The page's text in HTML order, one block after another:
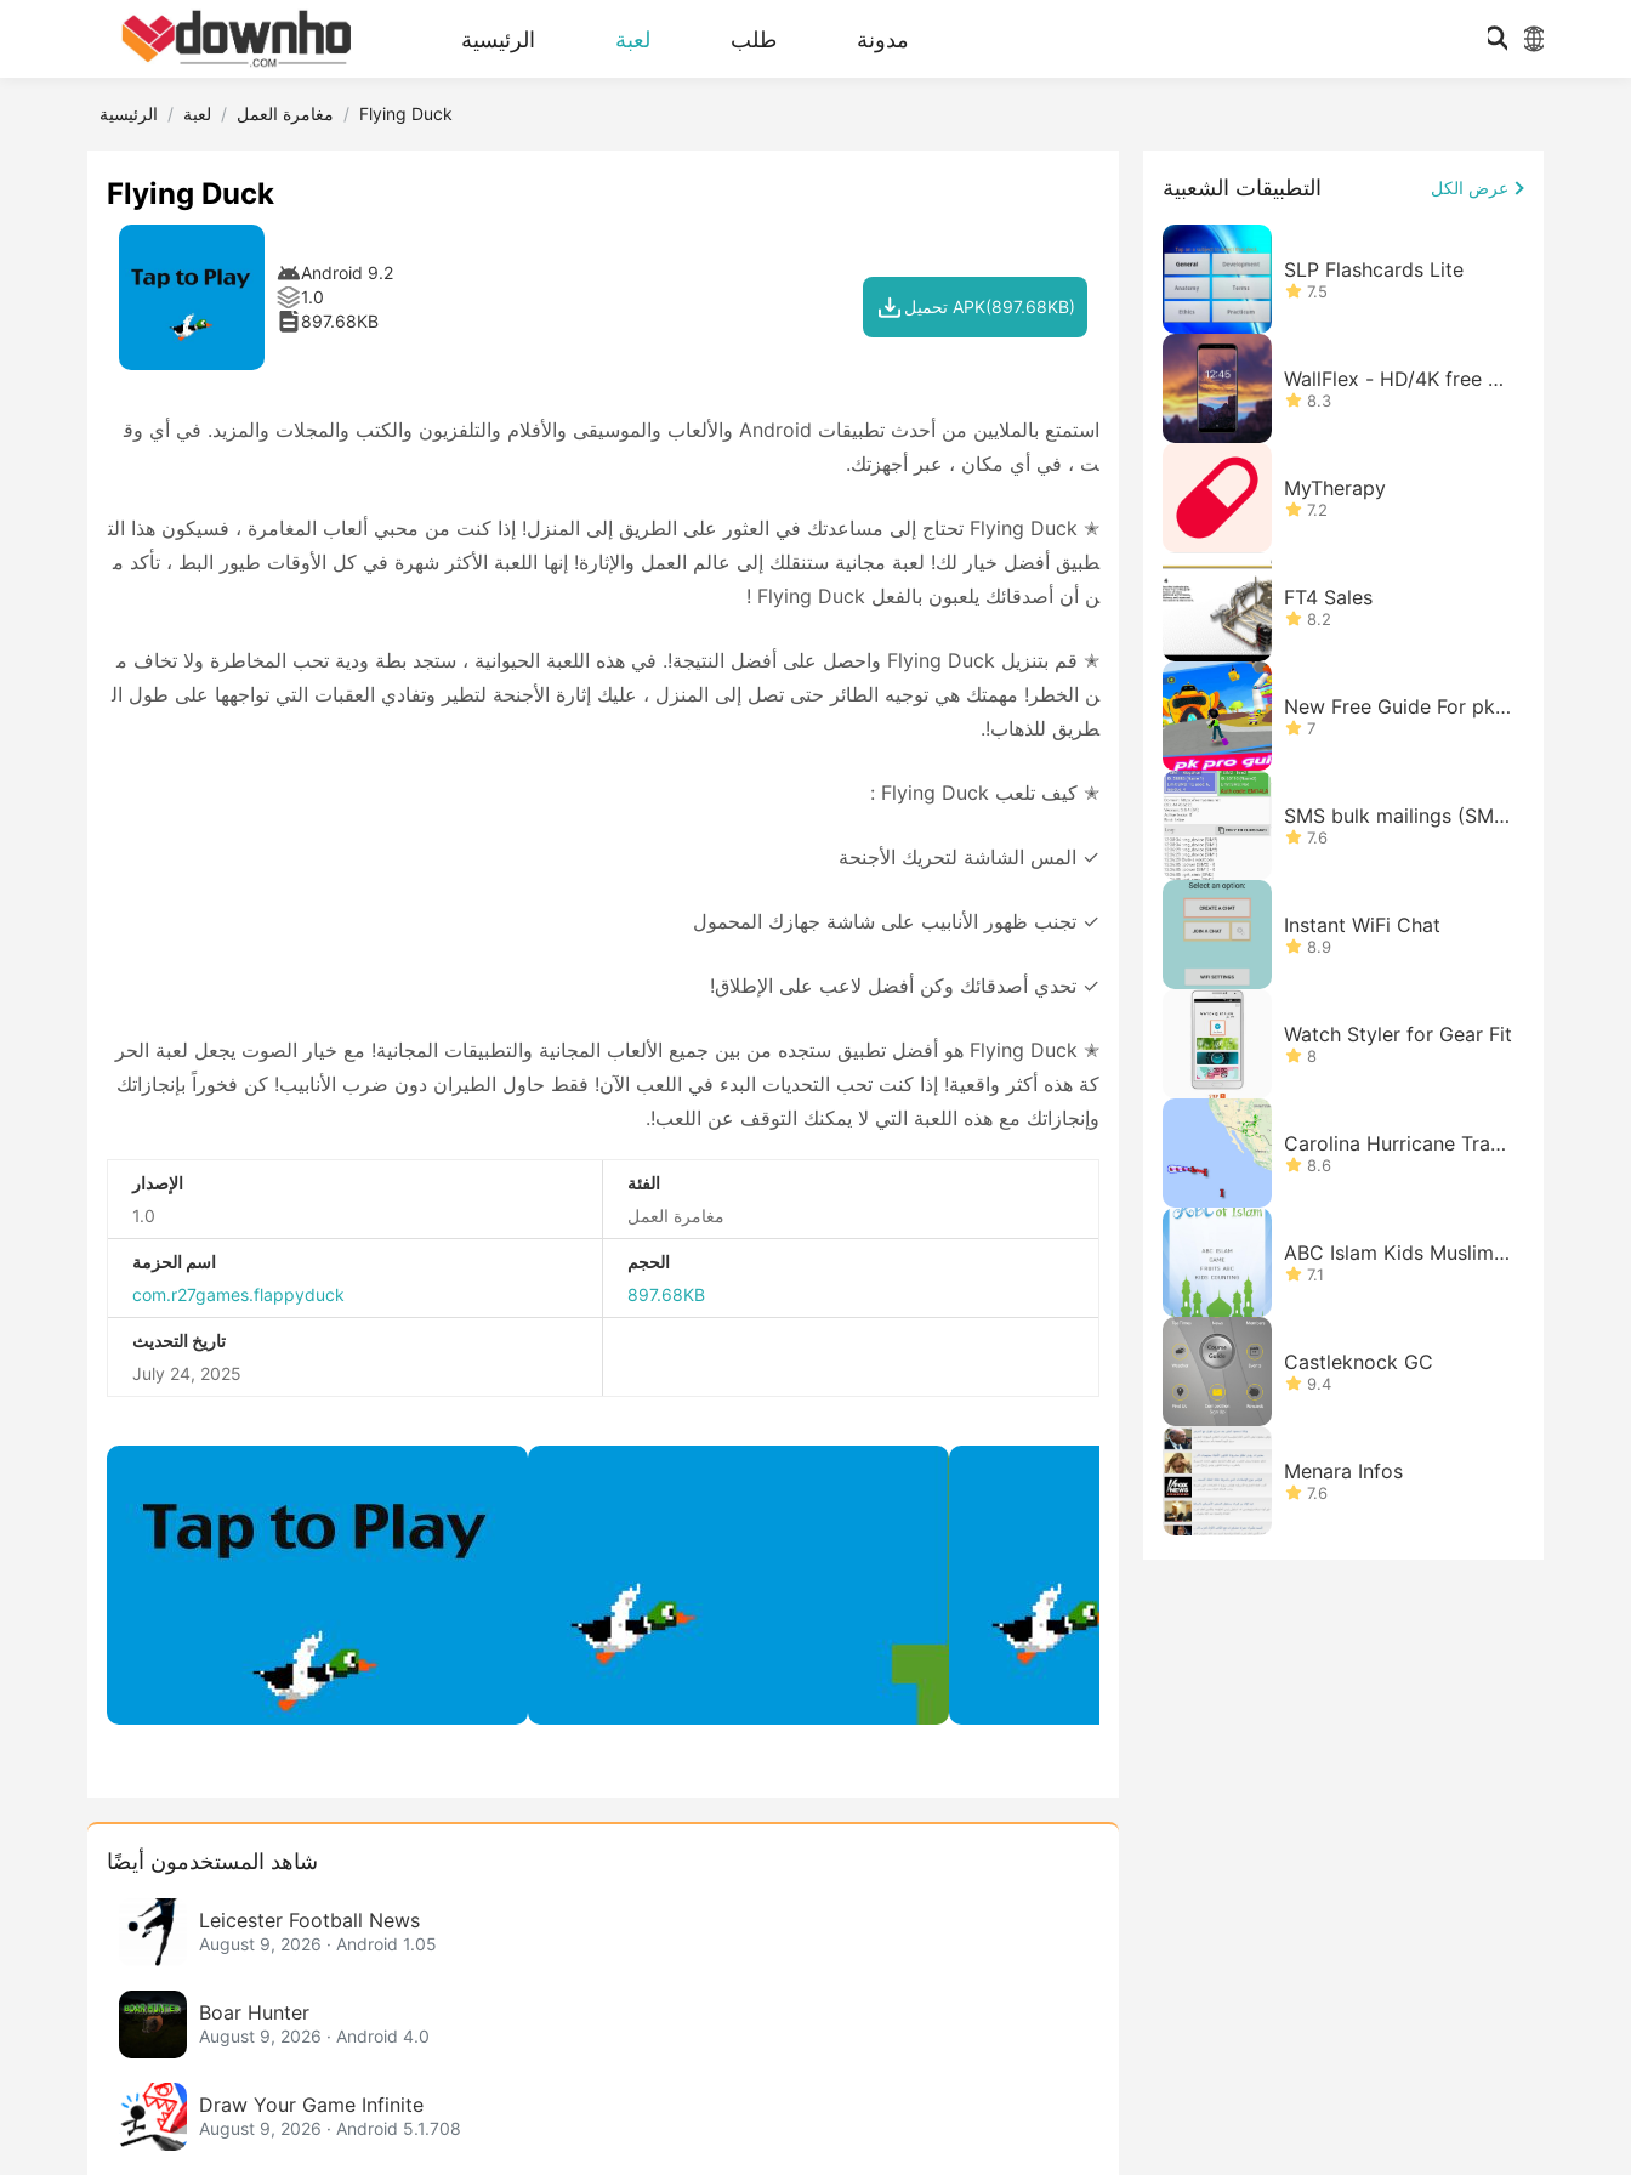
الرئيسية لعبة طلب مدونة
الرئيسية لعبة مغامرة العمل Flying Duck
Flying Duck
Android 9.2
1.0
897.68KB
تحميل APK(897.68KB)
استمتع بالملايين من أحدث تطبيقات Android والألعاب والموسيقى والأفلام والتلفزيون والكتب والمجلات والمزيد. في أي وق
ت ، في أي مكان ، عبر أجهزتك.
✭ Flying Duck تحتاج إلى مساعدتك في العثور على الطريق إلى المنزل! إذا كنت من محبي ألعاب المغامرة ، فسيكون هذا الت
طبيق أفضل خيار لك! لعبة مجانية ستنقلك إلى عالم العمل والإثارة! إنها اللعبة الأكثر شهرة في كل الأوقات طيور البط ، تأكد م
ن أن أصدقائك يلعبون بالفعل Flying Duck !
✭ قم بتنزيل Flying Duck واحصل على أفضل النتيجة!. في هذه اللعبة الحيوانية ، ستجد بطة ودية تحب المخاطرة ولا تخاف م
ن الخطر! مهمتك هي توجيه الطائر حتى تصل إلى المنزل ، عليك إثارة الأجنحة لتطير وتفادي العقبات التي تواجهها على طول ال
طريق للذهاب!.
✭ كيف تلعب Flying Duck :
✓ المس الشاشة لتحريك الأجنحة
✓ تجنب ظهور الأنابيب على شاشة جهازك المحمول
✓ تحدي أصدقائك وكن أفضل لاعب على الإطلاق!
✭ Flying Duck هو أفضل تطبيق ستجده من بين جميع الألعاب المجانية والتطبيقات المجانية! مع خيار الصوت يجعل لعبة الحر
كة هذه أكثر واقعية! إذا كنت تحب التحديات البدء في اللعب الآن! فقط حاول الطيران دون ضرب الأنابيب! كن فخوراً بإنجازاتك
وإنجازاتك مع هذه اللعبة التي لا يمكنك التوقف عن اللعب!.
الإصدار
1.0
الفئة
مغامرة العمل
اسم الحزمة
com.r27games.flappyduck
الحجم
897.68KB
تاريخ التحديث
July 24, 2025
شاهد المستخدمون أيضًا
Leicester Football News
August 9, 2026 · Android 1.05
Boar Hunter
August 9, 2026 · Android 4.0
Draw Your Game Infinite
August 9, 2026 · Android 5.1.708
التطبيقات الشعبية عرض الكل
SLP Flashcards Lite
7.5
WallFlex - HD/4K free w
allpape
8.3
MyTherapy
7.2
FT4 Sales
8.2
New Free Guide For pk-
xd Tips
7
SMS bulk mailings (SMS
gateway on your phone)
7.6
Instant WiFi Chat
8.9
Watch Styler for Gear Fit
8
Carolina Hurricane Track
er 8.6
ABC Islam Kids Muslims
Free
7.1
Castleknock GC
9.4
Menara Infos
7.6